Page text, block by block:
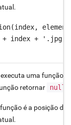
index + '.jpg';
uma função
retornar
null
é a posição